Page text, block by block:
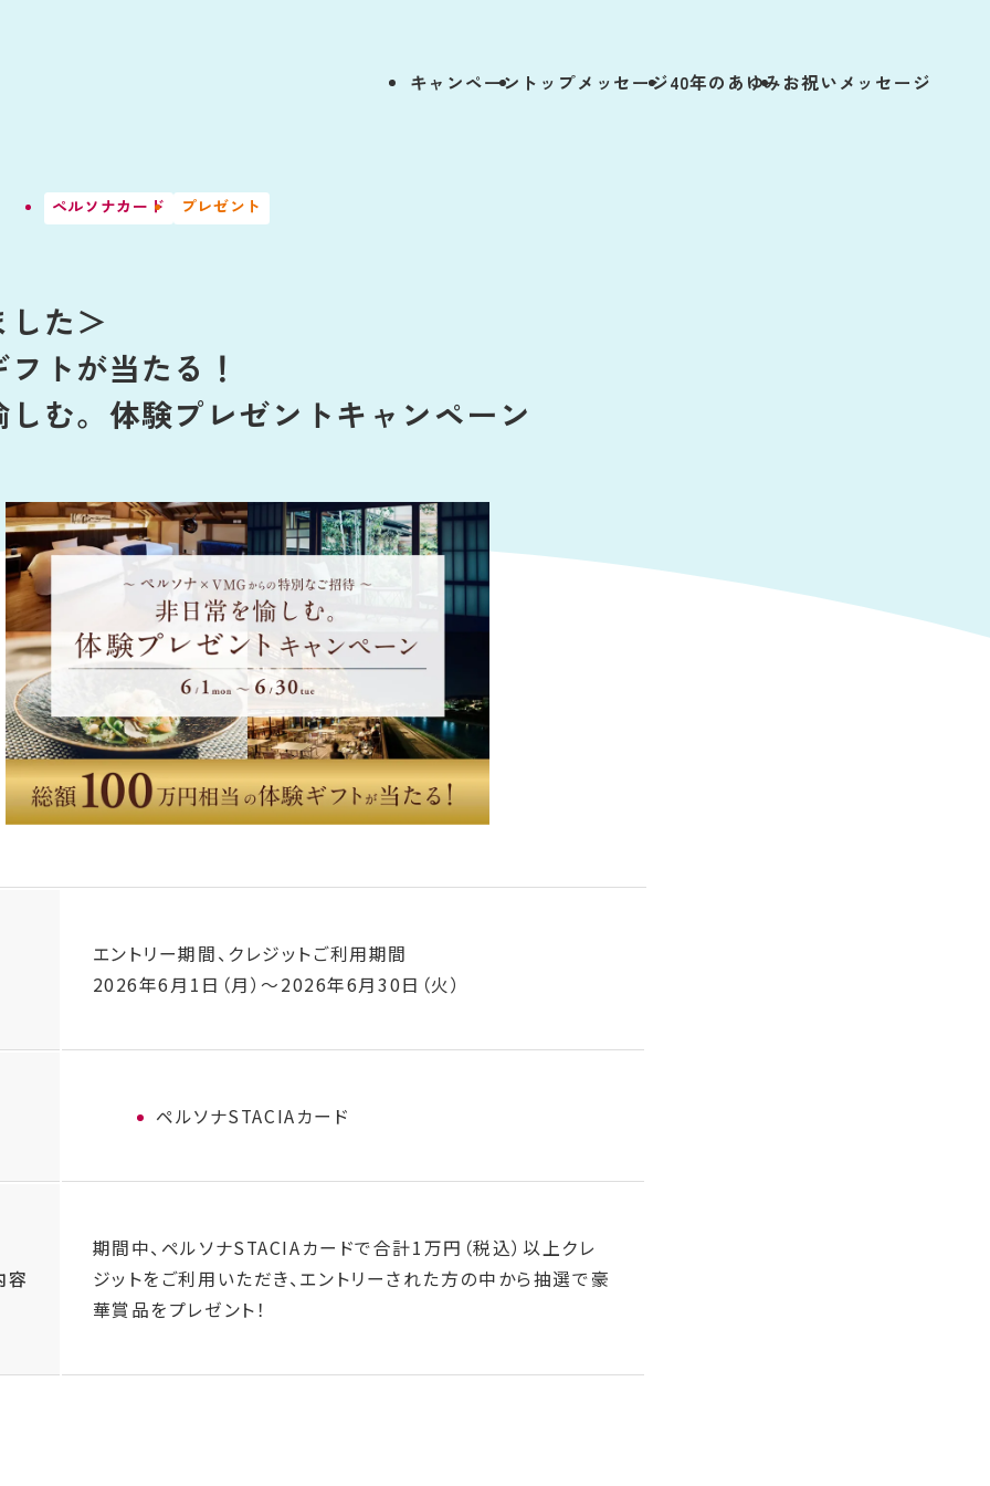
キャンペーン トップメッセージ40年のあゆみお祝いメッセージ
ペルソナカード プレゼント
た＞
トが当たる！
む。体験プレゼントキャンペーン
エントリー期間、クレジットご利用期間
2026年6月1日（月）～2026年6月30日（火）
ペルソナSTACIAカード
容
期間中、ペルソナSTACIAカードで合計1万円（税込）以上クレ
ジットをご利用いただき、エントリーされた方の中から抽選で豪
華賞品をプレゼント！